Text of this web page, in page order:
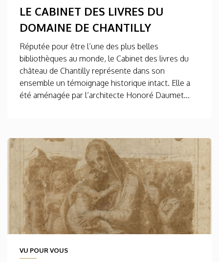
LE CABINET DES LIVRES DU
DOMAINE DE CHANTILLY
Réputée pour être l’une des plus belles
bibliothèques au monde, le Cabinet des livres du
château de Chantilly représente dans son
ensemble un témoignage historique intact. Elle a
été aménagée par l’architecte Honoré Daumet...
VU POUR VOUS